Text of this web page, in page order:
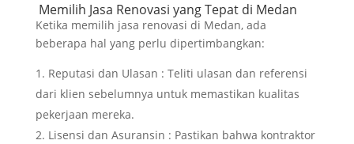
Memilih Jasa Renovasi yang Tepat di Medan
Ketika memilih jasa renovasi di Medan, ada
beberapa hal yang perlu dipertimbangkan:
Reputasi dan Ulasan : Teliti ulasan dan referensi
dari klien sebelumnya untuk memastikan kualitas
pekerjaan mereka.
Lisensi dan Asuransin : Pastikan bahwa kontraktor